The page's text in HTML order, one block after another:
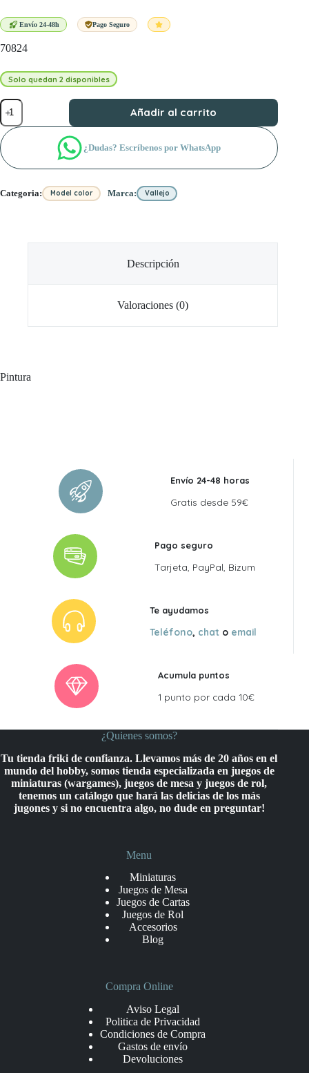
era:
es:
Envío 24-48h Pago Seguro
70824
Solo quedan 2 disponibles
A.
C.
OCRE
NARANJA
(128)
cantidad
Añadir al carrito
¿Dudas? Escríbenos por WhatsApp
Categoria: Model color Marca: Vallejo
Descripción
Valoraciones (0)
Pintura
Envío 24-48 horas
Gratis desde 59€
Pago seguro
Tarjeta, PayPal, Bizum
Te ayudamos
Teléfono, chat o email
Acumula puntos
1 punto por cada 10€
¿Quienes somos?
Tu tienda friki de confianza. Llevamos más de 20 años en el
mundo del hobby, somos tienda especializada en juegos de
miniaturas (wargames), juegos de mesa y juegos de rol,
tenemos un catálogo que hará las delicias de los más
jugones y si no encuentra algo, no dude en preguntar!
Menu
Miniaturas
Juegos de Mesa
Juegos de Cartas
Juegos de Rol
Accesorios
Blog
Compra Online
Aviso Legal
Politica de Privacidad
Condiciones de Compra
Gastos de envío
Devoluciones